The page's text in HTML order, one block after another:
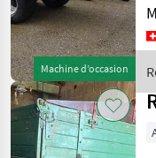
Machine d’occasion